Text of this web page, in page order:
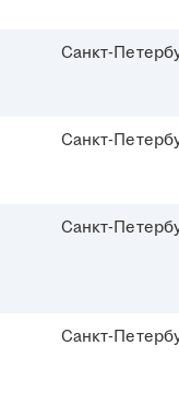
Санкт-
Санкт-
Санкт-
Санкт-